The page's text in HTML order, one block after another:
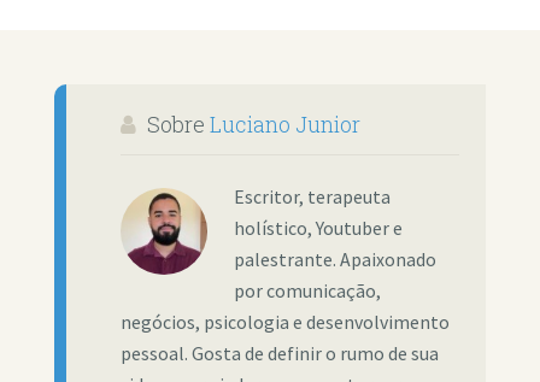
Sobre Luciano Junior
Escritor, terapeuta
holístico, Youtuber e
palestrante. Apaixonado
por comunicação,
negócios, psicologia e desenvolvimento
pessoal. Gosta de definir o rumo de sua